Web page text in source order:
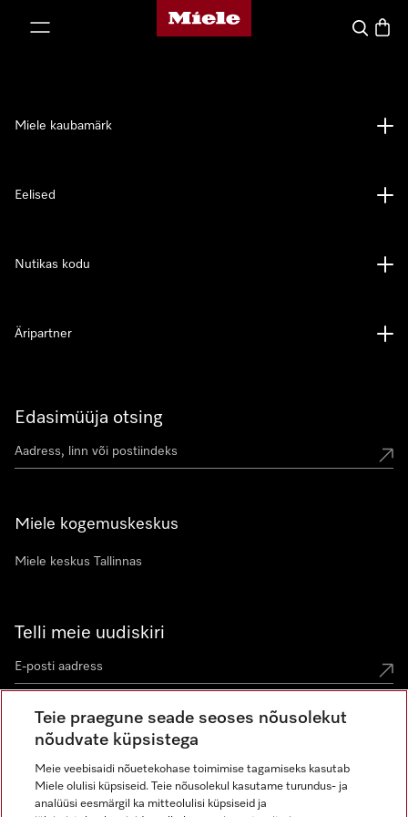
Miele avaleht
Search
Edasimüüja otsing
Miele kogemuskeskus
Miele keskus Tallinnas
Telli meie uudiskiri
Miele kaubamärk
Eelised
Nutikas kodu
Äripartner
Miele Instagramis
Miele Facebookis
Miele Youtube'is
Teie praegune seade seoses nõusolekut
nõudvate küpsistega
Meie veebisaidi nõuetekohase toimimise tagamiseks kasutab
Miele olulisi küpsiseid. Teie nõusolekul kasutame turundus- ja
analüüsi eesmärgil ka mitteolulisi küpsiseid ja